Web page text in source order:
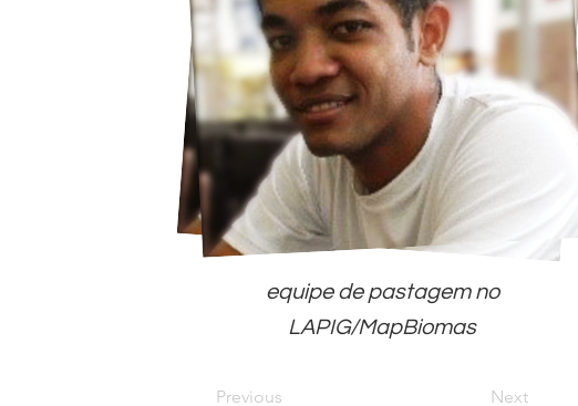
equipe de pastagem no
LAPIG/MapBiomas
Previous Next